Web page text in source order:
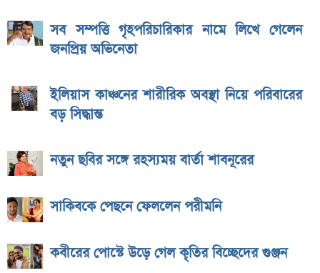
সব সম্পত্তি গৃহপরিচারিকার নামে লিখে গেলেন
জনপ্রিয় অভিনেতা
ইলিয়াস কাঞ্চনের শারীরিক অবস্থা নিয়ে পরিবারের
বড় সিদ্ধান্ত
নতুন ছবির সঙ্গে রহস্যময় বার্তা শাবনূরের
সাকিবকে পেছনে ফেললেন পরীমনি
কবীরের পোস্টে উড়ে গেল কৃতির বিচ্ছেদের গুঞ্জন